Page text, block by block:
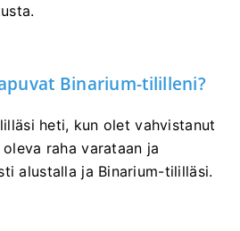
Binarium-tililleni?
heti, kun olet vahvistanut
raha varataan ja
alustalla ja Binarium-tililläsi.